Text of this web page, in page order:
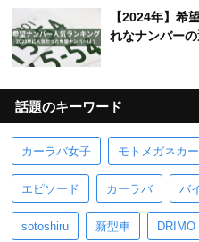
【2024年】希
れなナンバー
話題のキーワード
カーラバ女子 モトメガネカ
エピソード カーラバ バ
sotoshiru 新型車 DRIMO